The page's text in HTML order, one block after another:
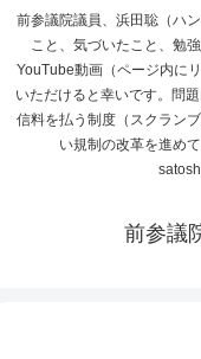
前参議院議員、浜田聡（ハ
こと、気づいたこと、勉
YouTube動画（ページ内に
いただけると幸いです。問
信料を払う制度（スクラン
い規制の改革を進め
前参議